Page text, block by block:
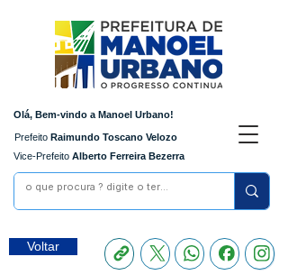
Olá, Bem-vindo a Manoel Urbano!
Prefeito Raimundo Toscano Velozo
Vice-Prefeito Alberto Ferreira Bezerra
Voltar